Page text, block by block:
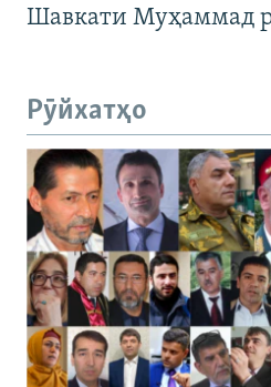
Шавкати Муҳаммад
Рӯйхатҳо